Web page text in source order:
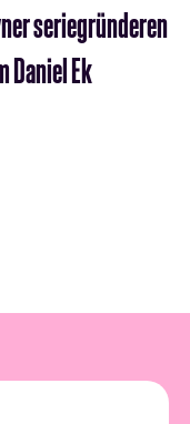
seriegründeren
Ek